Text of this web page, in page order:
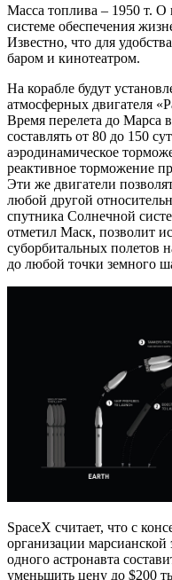
Масса топлива – 1950 т. О
системе обеспечения
Известно, что для
баром и кинотеатром.
На корабле будут
атмосферных двигателя
Время перелета до Марса
составлять от 80 до 150
аэродинамическое
реактивное торможение
Эти же двигатели
любой другой
спутника Солнечной
отметил Маск, позволит
суборбитальных полетов
до любой точки земного
SpaceX считает, что с
организации марсианской
одного астронавта
уменьшить цену до $200